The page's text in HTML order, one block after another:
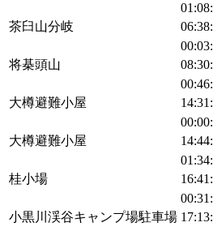
茶臼山分岐
将棊頭山
大樽避難小屋
大樽避難小屋
桂小場
小黒川渓谷キャンプ場駐車場